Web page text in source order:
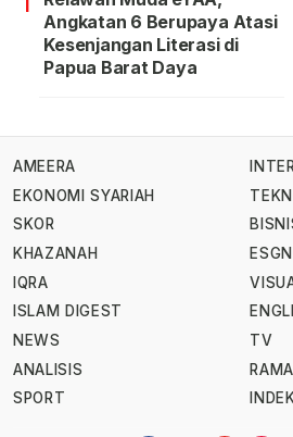
Angkatan 6 Berupaya Atasi
Kesenjangan Literasi di
Papua Barat Daya
AMEERA
EKONOMI SYARIAH
SKOR
KHAZANAH
IQRA
ISLAM DIGEST
NEWS
ANALISIS
SPORT
TV